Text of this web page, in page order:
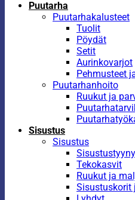
Puutarha
Puutarhakalusteet
Tuolit
Pöydät
Setit
Aurinkovarjot
Pehmusteet
Puutarhanhoito
Ruukut ja
Sisustus
Sisustus
Tekokasvit
Ruukut ja
Sisustuskorit